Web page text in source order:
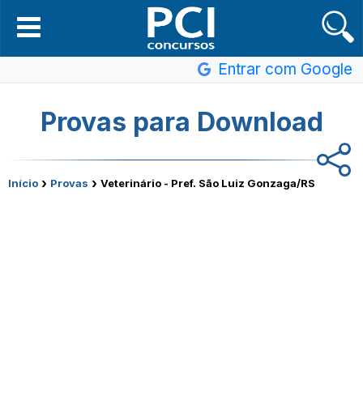
Entrar com Google
Provas para Download
Início › Provas › Veterinário - Pref. São Luiz Gonzaga/RS